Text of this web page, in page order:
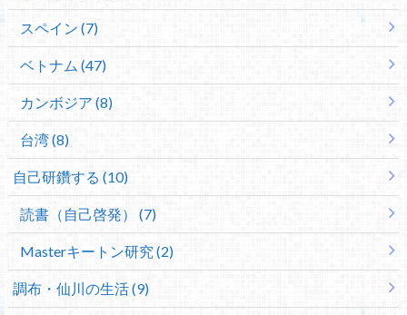
スペイン (7)
ベトナム (47)
カンボジア (8)
台湾 (8)
自己研鑽する (10)
読書（自己啓発） (7)
Masterキートン研究 (2)
調布・仙川の生活 (9)